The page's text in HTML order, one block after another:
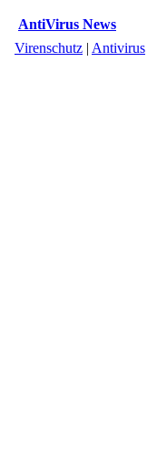
AntiVirus News
Virenschutz | Antivirus